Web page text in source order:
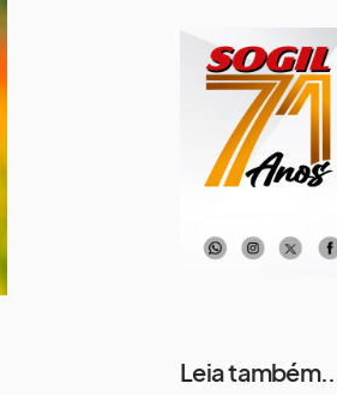
Segunda-Feira
11 de agosto
Terça-Feira
12 de agosto
Quarta-Feira
Leia também...